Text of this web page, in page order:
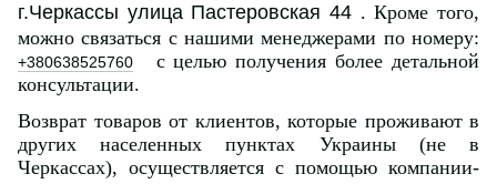
г.Черкассы улица Пастеровская 44 . Кроме того,
можно связаться с нашими менеджерами по номеру:
+380638525760
с целью получения более детальной
консультации.
Возврат товаров от клиентов, которые проживают в
других населенных пунктах Украины (не в
Черкассах), осуществляется с помощью компании-